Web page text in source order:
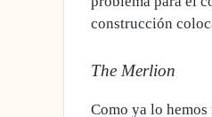
construcción
The Merlion
Como ya lo